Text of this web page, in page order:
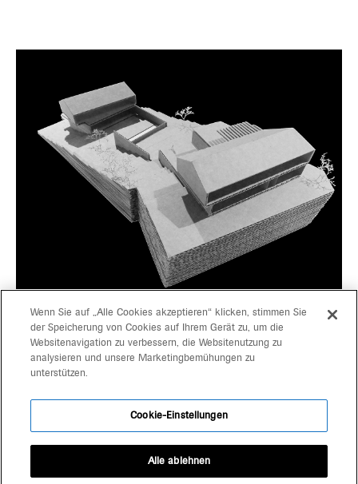
progetti
gerd bergmeister arch
schlachthausgasse 3
39042 brixen
+39 0472 80 11 29
Wenn Sie auf „Alle Cookies akzeptieren“ klicken, stimmen Sie
der Speicherung von Cookies auf Ihrem Gerät zu, um die
Websitenavigation zu verbessern, die Websitenutzung zu
analysieren und unsere Marketingbemühungen zu
unterstützen.
Cookie-Einstellungen
Alle ablehnen